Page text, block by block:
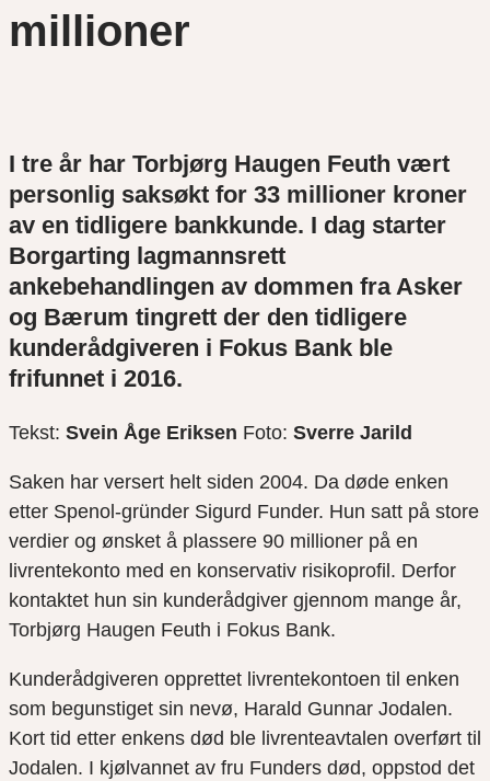
millioner
I tre år har Torbjørg Haugen Feuth vært
personlig saksøkt for 33 millioner kroner
av en tidligere bankkunde. I dag starter
Borgarting lagmannsrett
ankebehandlingen av dommen fra Asker
og Bærum tingrett der den tidligere
kunderådgiveren i Fokus Bank ble
frifunnet i 2016.
Tekst: Svein Åge Eriksen Foto: Sverre Jarild
Saken har versert helt siden 2004. Da døde enken
etter Spenol-gründer Sigurd Funder. Hun satt på store
verdier og ønsket å plassere 90 millioner på en
livrentekonto med en konservativ risikoprofil. Derfor
kontaktet hun sin kunderådgiver gjennom mange år,
Torbjørg Haugen Feuth i Fokus Bank.
Kunderådgiveren opprettet livrentekontoen til enken
som begunstiget sin nevø, Harald Gunnar Jodalen.
Kort tid etter enkens død ble livrenteavtalen overført til
Jodalen. I kjølvannet av fru Funders død, oppstod det